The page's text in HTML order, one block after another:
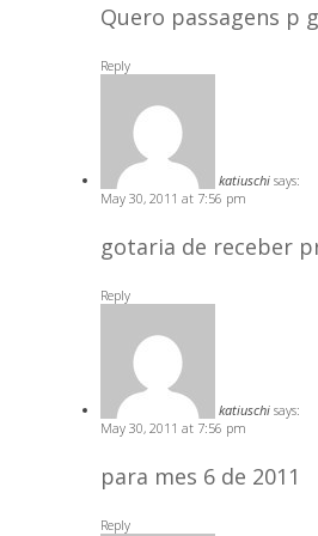
Quero passagens p
Reply
katiuschi says:
May 30, 2011 at 7:56 pm
gotaria de receber
Reply
katiuschi says:
May 30, 2011 at 7:56 pm
para mes 6 de 2011
Reply